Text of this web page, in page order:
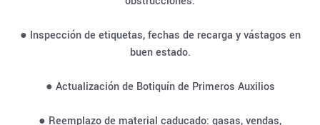
● Inspección de etiquetas, fechas de recarga y vástagos en
buen estado.
● Actualización de Botiquín de Primeros Auxilios
● Reemplazo de material caducado: gasas, vendas,